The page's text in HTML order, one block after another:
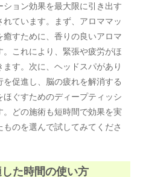
ョン効果を最大限に引き出す
ています。まず、アロママッ
すために、香りの良いアロマ
これにより、緊張や疲労がほ
す。次に、ヘッドスパがあり
促進し、脳の疲れを解消する
ぐすためのディープティッシ
どの施術も短時間で効果を実
のを選んで試してみてくださ
た時間の使い方